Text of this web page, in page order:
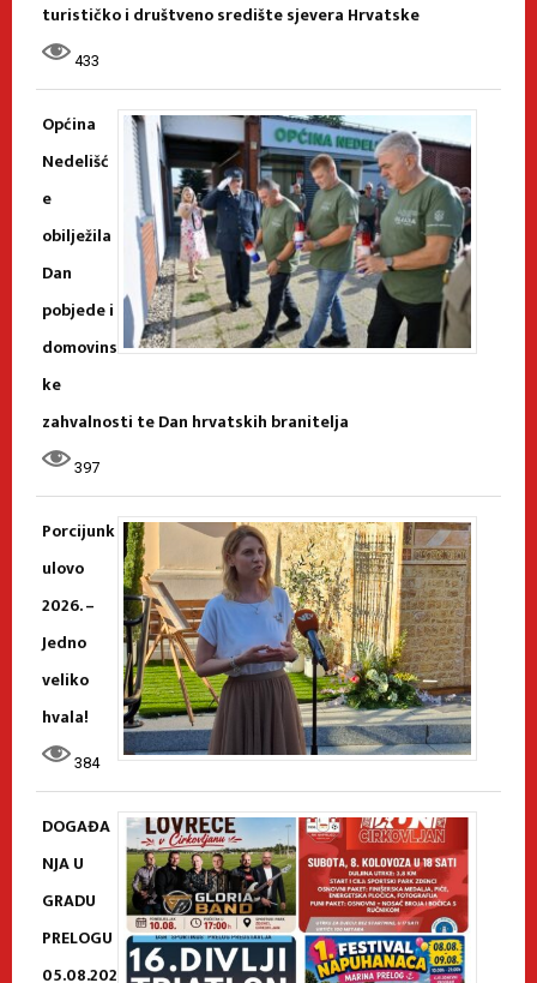
turističko i društveno središte sjevera Hrvatske
433
Općina
Nedelišć
e
obilježila
Dan
pobjede i
domovins
ke
zahvalnosti te Dan hrvatskih branitelja
397
Porcijunk
ulovo
2026. –
Jedno
veliko
hvala!
384
DOGAĐA
NJA U
GRADU
PRELOGU
05.08.202